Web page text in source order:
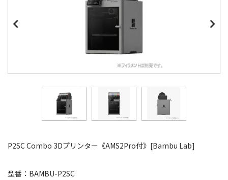
P2SC Combo 3Dプリンター《AMS2Pro付》[Bambu Lab]
型番：BAMBU-P2SC